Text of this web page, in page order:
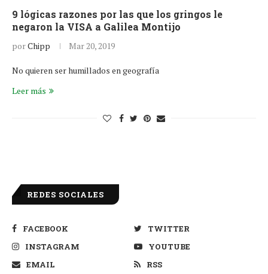
9 lógicas razones por las que los gringos le
negaron la VISA a Galilea Montijo
porChipp Mar 20, 2019
No quieren ser humillados en geografía
Leer más
REDES SOCIALES
FACEBOOK
TWITTER
INSTAGRAM
YOUTUBE
EMAIL
RSS